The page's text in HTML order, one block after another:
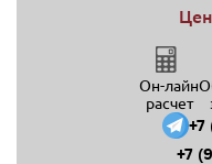
Он-лайн
расчет
+7
+7